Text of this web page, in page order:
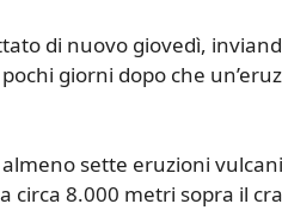
di nuovo giovedì,
giorni dopo che
sette eruzioni
circa 8.000 metri sopra il